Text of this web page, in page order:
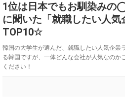
1位は日本でもお馴染み
に聞いた「就職したい人
TOP10☆
韓国の大学生が選んだ、就職したい人気企業
る韓国ですが、一体どんな会社が人気なのか
ください！